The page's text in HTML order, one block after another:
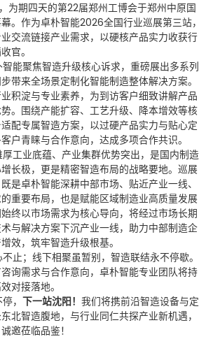
为期四天的第22届郑州工博会于郑州中原国
。作为卓朴智能2026全国行业巡展第三站，
交流链接产业需求，以硬核产品实力收获行
官。
能聚焦智造升级核心诉求，重磅展出多系列
带来全场景定制化智能制造整体解决方案。
积淀与专业素养，为到访客户细致讲解产品
。围绕产能扩容、工艺升级、降本增效等核
配专属智造方案，以过硬产品实力与贴心定
户青睐与合作意向，达成多项合作共识。
工业底蕴、产业集群优势突出，是国内制造
长极，更是精密智造布局的战略要地。巡展
是卓朴智能深耕中部市场、贴近产业一线、
重要布局，也是赋能区域制造业高质量发展
终以市场需求为核心导向，将经过市场长期
与解决方案下沉产业一线，助力中部制造企
效，筑牢智造升级根基。
止；线下相聚虽暂别，智造联结永不停歇。
询需求与合作意向，卓朴智能专业团队将持
对接落地。
，下一站沈阳！我们将携前沿智造设备与定
北智造腹地，与行业同仁共探产业新机遇，
邀莅临品鉴！